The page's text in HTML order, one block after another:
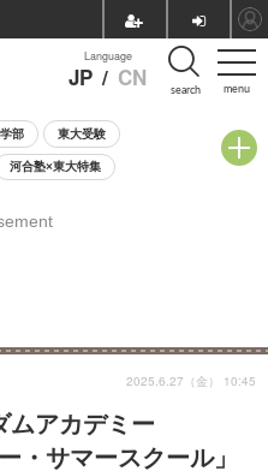
menu
Language
JP / CN search
部 東大受験
河合塾×東大特集
会・相談会
ムアカデミー
・サマースクール」
2025.6.27（金） 10:45